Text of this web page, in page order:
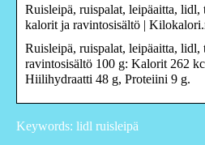
Ruisleipä, ruispalat, leipäaitta, lidl,
kalorit ja ravintosisältö |
Ruisleipä, ruispalat, leipäaitta, lidl,
ravintosisältö 100 g: Kalorit 262
Hiilihydraatti 48 g, Proteiini 9 g.
Keywords: lidl ruisleipä